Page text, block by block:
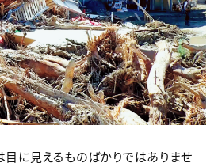
に見えるものばかりではありませ